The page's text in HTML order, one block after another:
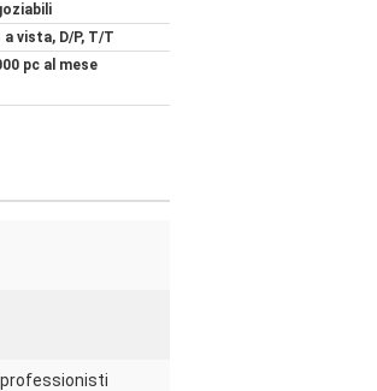
a vista, D/P, T/T
pc al mese
professionisti